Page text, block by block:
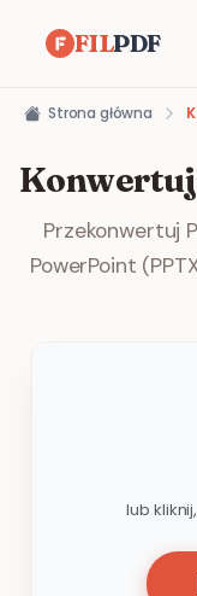
FILPDF
Strona główna
Konwertuj
Przekonwertuj
PowerPoint
lub